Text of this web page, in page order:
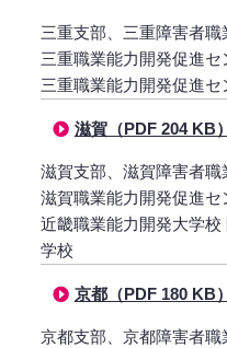
三重支部、三重障害者職
三重職業能力開発促進セ
三重職業能力開発促進
滋賀（PDF 204 KB）
滋賀支部、滋賀障害者職
滋賀職業能力開発促進セ
近畿職業能力開発大学
学校
京都（PDF 180 KB）
京都支部、京都障害者職